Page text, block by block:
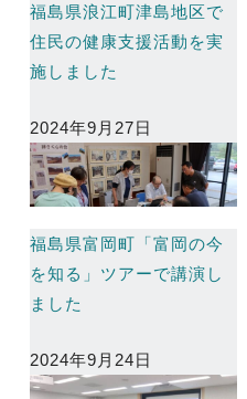
福島県浪江町津島地区で
住民の健康支援活動を実
施しました
2024年9月27日
福島県富岡町「富岡の今
を知る」ツアーで講演し
ました
2024年9月24日